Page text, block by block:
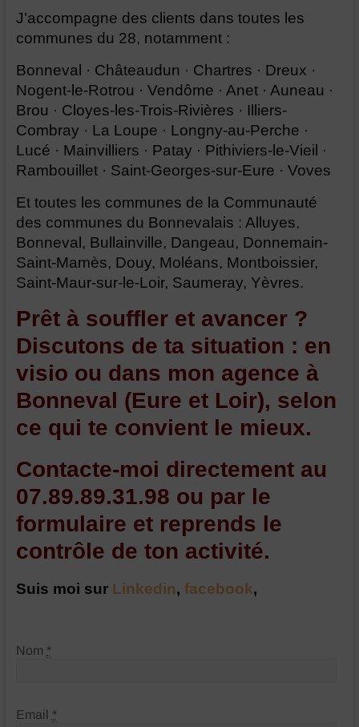
J’accompagne des clients dans toutes les
communes du 28, notamment :
Bonneval · Châteaudun · Chartres · Dreux ·
Nogent-le-Rotrou · Vendôme · Anet · Auneau ·
Brou · Cloyes-les-Trois-Rivières · Illiers-
Combray · La Loupe · Longny-au-Perche ·
Lucé · Mainvilliers · Patay · Pithiviers-le-Vieil ·
Rambouillet · Saint-Georges-sur-Eure · Voves
Et toutes les communes de la Communauté
des communes du Bonnevalais : Alluyes,
Bonneval, Bullainville, Dangeau, Donnemain-
Saint-Mamès, Douy, Moléans, Montboissier,
Saint-Maur-sur-le-Loir, Saumeray, Yèvres.
Prêt à souffler et avancer ?
Discutons de ta situation : en
visio ou dans mon agence à
Bonneval (Eure et Loir), selon
ce qui te convient le mieux.
Contacte-moi directement au
07.89.89.31.98 ou par le
formulaire et reprends le
contrôle de ton activité.
Suis moi sur Linkedin, facebook,
Nom *
Email *